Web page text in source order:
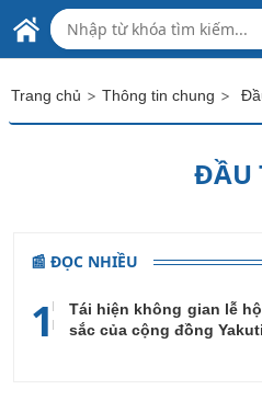
Skip to Main Content
ĐẠI SỨ QUÁN VIỆT NAM
TẠI INDONESIA
Trang chủ > Thông tin chung >
ĐẦU
📰 ĐỌC NHIỀU
1
Tái hiện không gian lễ
sắc của cộng đồng